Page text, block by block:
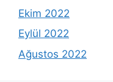
Ekim 2022
Eylül 2022
Ağustos 2022